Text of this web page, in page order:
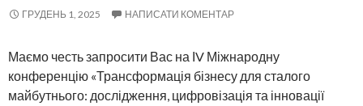
ГРУДЕНЬ 1, 2025 НАПИСАТИ КОМЕНТАР
Маємо честь запросити Вас на ІV Міжнародну
конференцію «Трансформація бізнесу для сталого
майбутнього: дослідження, цифровізація та інновації